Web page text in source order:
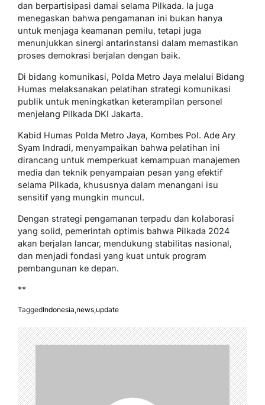
dan berpartisipasi damai selama Pilkada. Ia juga
menegaskan bahwa pengamanan ini bukan hanya
untuk menjaga keamanan pemilu, tetapi juga
menunjukkan sinergi antarinstansi dalam memastikan
proses demokrasi berjalan dengan baik.
Di bidang komunikasi, Polda Metro Jaya melalui Bidang
Humas melaksanakan pelatihan strategi komunikasi
publik untuk meningkatkan keterampilan personel
menjelang Pilkada DKI Jakarta.
Kabid Humas Polda Metro Jaya, Kombes Pol. Ade Ary
Syam Indradi, menyampaikan bahwa pelatihan ini
dirancang untuk memperkuat kemampuan manajemen
media dan teknik penyampaian pesan yang efektif
selama Pilkada, khususnya dalam menangani isu
sensitif yang mungkin muncul.
Dengan strategi pengamanan terpadu dan kolaborasi
yang solid, pemerintah optimis bahwa Pilkada 2024
akan berjalan lancar, mendukung stabilitas nasional,
dan menjadi fondasi yang kuat untuk program
pembangunan ke depan.
**
TaggedIndonesia,news,update